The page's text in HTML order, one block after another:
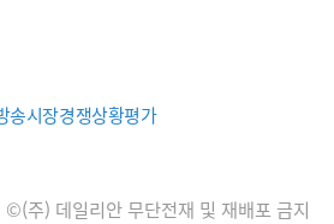
송시장경쟁상황평가
©(주) 데일리안 무단전재 및 재배포 금지